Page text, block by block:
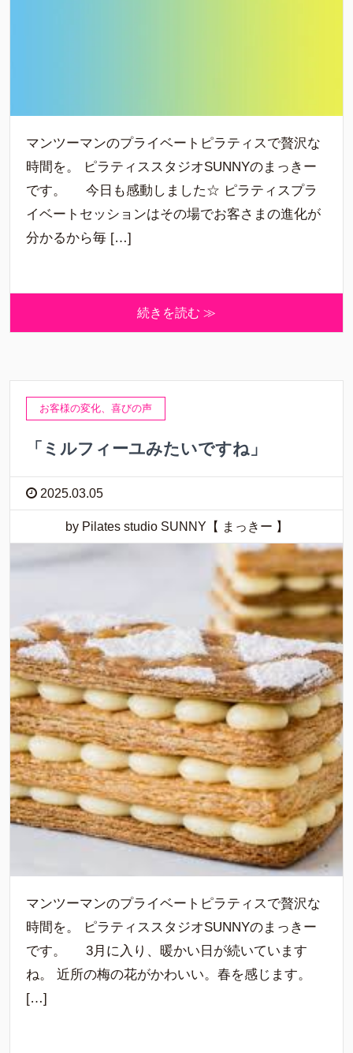
マンツーマンのプライベートピラティスで贅沢な
時間を。 ピラティススタジオSUNNYのまっきー
です。 今日も感動しました☆ ピラティスプラ
イベートセッションはその場でお客さまの進化が
分かるから毎 […]
続きを読む ≫
お客様の変化、喜びの声
「ミルフィーユみたいですね」
2025.03.05
by Pilates studio SUNNY【 まっきー 】
マンツーマンのプライベートピラティスで贅沢な
時間を。 ピラティススタジオSUNNYのまっきー
です。 3月に入り、暖かい日が続いています
ね。 近所の梅の花がかわいい。春を感じます。
[…]